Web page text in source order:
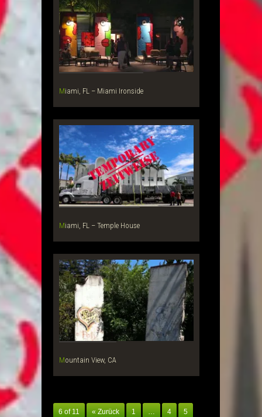
Miami, FL – Miami Ironside
Miami, FL – Temple House
Mountain View, CA
6 of 11 « Zurück 1 … 4 5